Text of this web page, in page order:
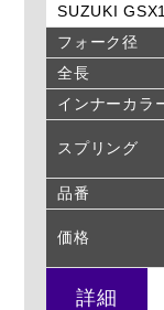
SUZUKI
フォーク径
全長
インナーカラ
スプリング
品番
価格
詳細